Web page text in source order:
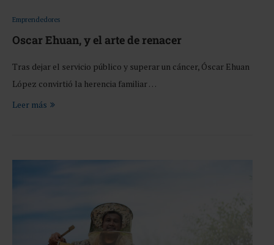
Emprendedores
Oscar Ehuan, y el arte de renacer
Tras dejar el servicio público y superar un cáncer, Óscar Ehuan
López convirtió la herencia familiar …
Leer más